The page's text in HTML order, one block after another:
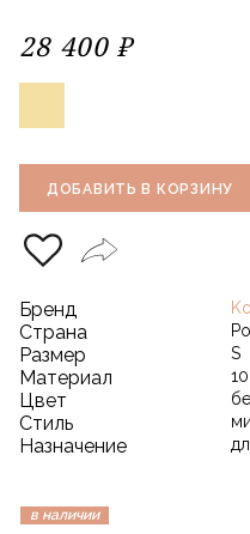
28 400 ₽
ДОБАВИТЬ В КОРЗИНУ
Бренд
Страна
Размер S
Материал
Цвет
Стиль
Назначение
в наличии